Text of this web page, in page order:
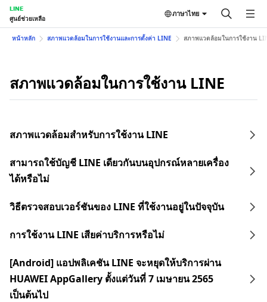
LINE
ศูนย์ช่วยเหลือ
ภาษาไทย
หน้าหลัก สภาพแวดล้อมในการใช้งานและการตั้งค่า LINE สภาพแวดล้อมในการใช้งาน
สภาพแวดล้อมในการใช้งาน LINE
สภาพแวดล้อมสำหรับการใช้งาน LINE
สามารถใช้บัญชี LINE เดียวกันบนอุปกรณ์หลายเครื่อง
ได้หรือไม่
วิธีตรวจสอบเวอร์ชันของ LINE ที่ใช้งานอยู่ในปัจจุบัน
การใช้งาน LINE เสียค่าบริการหรือไม่
[Android] แอปพลิเคชัน LINE จะหยุดให้บริการผ่าน
HUAWEI AppGallery ตั้งแต่วันที่ 7 เมษายน 2565
เป็นต้นไป